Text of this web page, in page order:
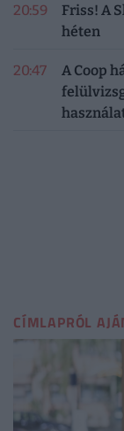
20:59
Friss! A
héten
20:47
A Coop
CÍMLAPRÓL